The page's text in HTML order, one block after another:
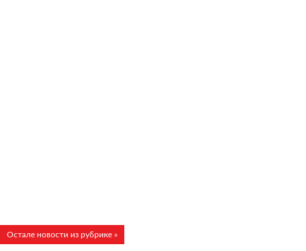
Остале новости из рубрике »